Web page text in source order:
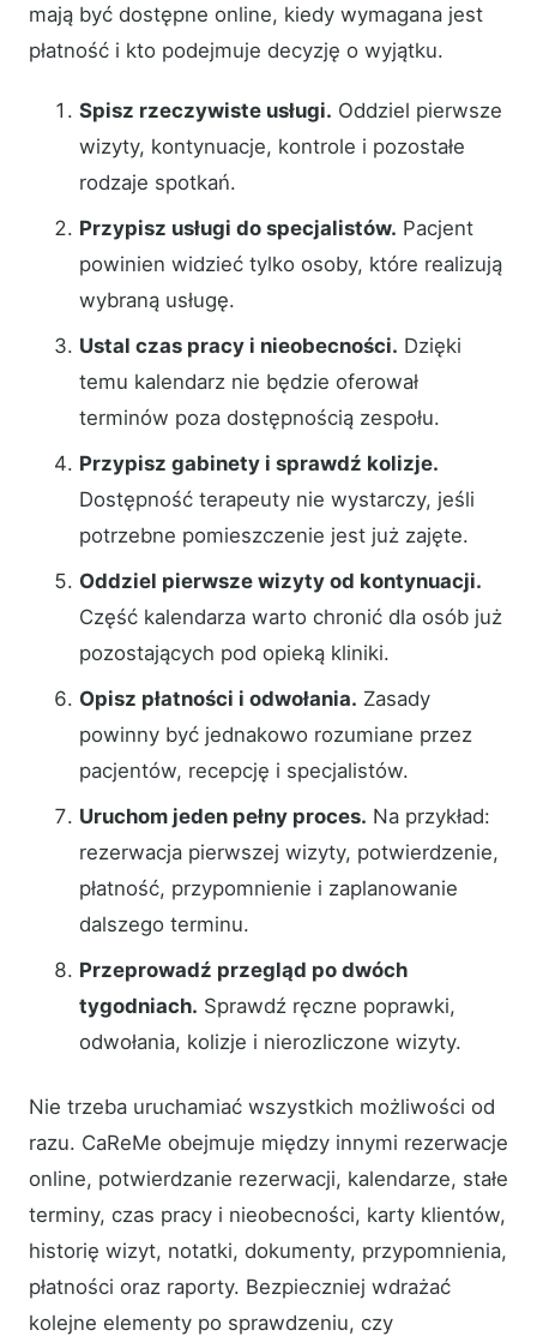
mają być dostępne online, kiedy wymagana jest
płatność i kto podejmuje decyzję o wyjątku.
Spisz rzeczywiste usługi. Oddziel pierwsze
wizyty, kontynuacje, kontrole i pozostałe
rodzaje spotkań.
Przypisz usługi do specjalistów. Pacjent
powinien widzieć tylko osoby, które realizują
wybraną usługę.
Ustal czas pracy i nieobecności. Dzięki
temu kalendarz nie będzie oferował
terminów poza dostępnością zespołu.
Przypisz gabinety i sprawdź kolizje.
Dostępność terapeuty nie wystarczy, jeśli
potrzebne pomieszczenie jest już zajęte.
Oddziel pierwsze wizyty od kontynuacji.
Część kalendarza warto chronić dla osób już
pozostających pod opieką kliniki.
Opisz płatności i odwołania. Zasady
powinny być jednakowo rozumiane przez
pacjentów, recepcję i specjalistów.
Uruchom jeden pełny proces. Na przykład:
rezerwacja pierwszej wizyty, potwierdzenie,
płatność, przypomnienie i zaplanowanie
dalszego terminu.
Przeprowadź przegląd po dwóch
tygodniach. Sprawdź ręczne poprawki,
odwołania, kolizje i nierozliczone wizyty.
Nie trzeba uruchamiać wszystkich możliwości od
razu. CaReMe obejmuje między innymi rezerwacje
online, potwierdzanie rezerwacji, kalendarze, stałe
terminy, czas pracy i nieobecności, karty klientów,
historię wizyt, notatki, dokumenty, przypomnienia,
płatności oraz raporty. Bezpieczniej wdrażać
kolejne elementy po sprawdzeniu, czy